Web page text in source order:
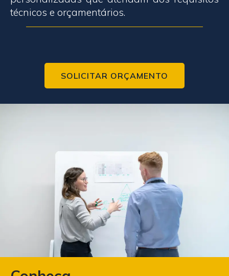
técnicos e orçamentários.
SOLICITAR ORÇAMENTO